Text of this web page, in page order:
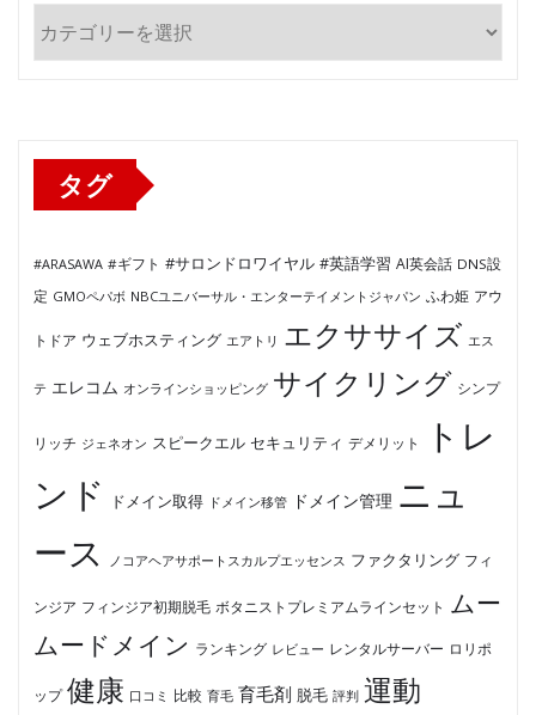
テ
タグ
#ARASAWA #ギフト #サロンドロワイヤル #英語学習 AI英会話 DNS設
定 GMOペパボ NBCユニバーサル・エンターテイメントジャパン ふわ姫 アウ
トドア ウェブホスティング エアトリ エクササイズ エス
テ エレコム オンラインショッピング サイクリング シンプ
リッチ ジェネオン スピークエル セキュリティ デメリット
トレ
ンド
ドメイン取得 ドメイン移管 ドメイン管理 ニュ
ース
ノコアヘアサポートスカルプエッセンス ファクタリング フィ
ンジア フィンジア初期脱毛 ボタニストプレミアムラインセット ムー
ムードメイン ランキング レビュー レンタルサーバー ロリポ
ップ 健康 口コミ 比較 育毛 育毛剤 脱毛 評判 運動